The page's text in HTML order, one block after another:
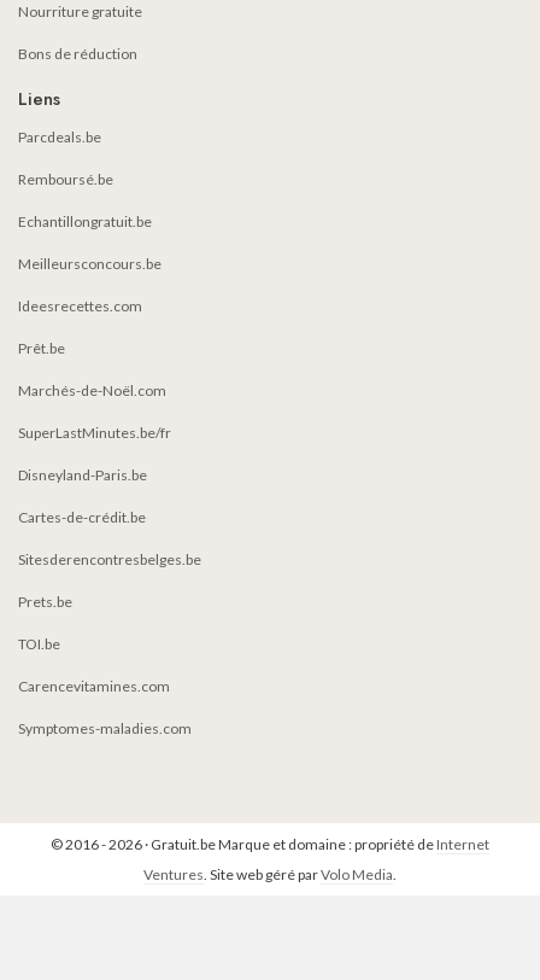
Nourriture gratuite
Bons de réduction
Liens
Parcdeals.be
Remboursé.be
Echantillongratuit.be
Meilleursconcours.be
Ideesrecettes.com
Prêt.be
Marchés-de-Noël.com
SuperLastMinutes.be/fr
Disneyland-Paris.be
Cartes-de-crédit.be
Sitesderencontresbelges.be
Prets.be
TOI.be
Carencevitamines.com
Symptomes-maladies.com
© 2016 - 2026 · Gratuit.be Marque et domaine : propriété de Internet
Ventures. Site web géré parVolo Media.